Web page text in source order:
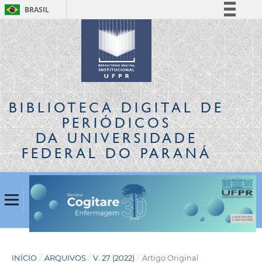
BRASIL
Simplifique!
Comunica BR
Participe
Acesso à informação
Legislação
Canais
BIBLIOTECA DIGITALDE
PERIÓDICOS
DA UNIVERSIDADE
FEDERAL DO PARANÁ
INÍCIO / ARQUIVOS / V. 27 (2022) / Artigo Original